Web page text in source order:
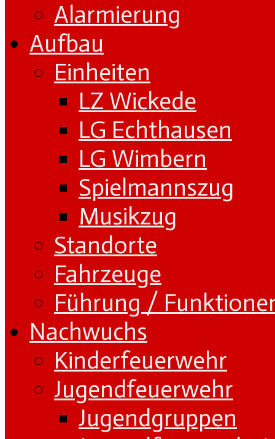
Alarmierung
Aufbau
Einheiten
LZ Wickede
LG Echthausen
LG Wimbern
Spielmannszug
Musikzug
Standorte
Fahrzeuge
Führung /
Nachwuchs
Kinderfeuerwehr
Jugendfeuerwehr
Jugendgruppen